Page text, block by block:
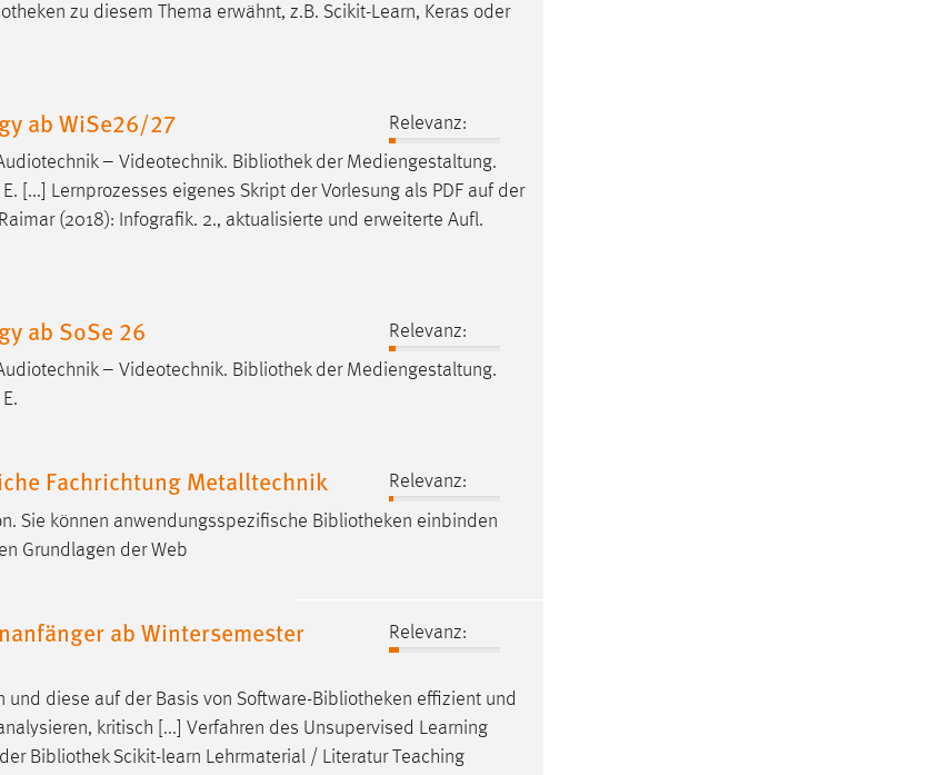
zu diesem Thema erwähnt, z.B. Scikit-Learn, Keras oder
ab WiSe26/27
Relevanz:
– Videotechnik. Bibliothekder Mediengestaltung.
[...] Lernprozesses eigenes Skript der Vorlesung als PDF auf der
(2018): Infografik. 2., aktualisierte und erweiterte Aufl.
ab SoSe 26
Relevanz:
– Videotechnik. Bibliothekder Mediengestaltung.
Fachrichtung Metalltechnik
Relevanz:
Sie können anwendungsspezifische Bibliotheken einbinden
Grundlagen der Web
ab Wintersemester
Relevanz:
diese auf der Basis von Software-Bibliotheken effizient und
kritisch [...] Verfahren des Unsupervised Learning
BibliothekScikit-learn Lehrmaterial / Literatur Teaching